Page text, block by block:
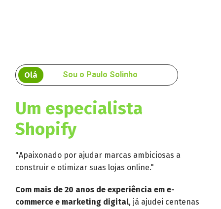
Olá Sou o Paulo Solinho
Um especialista
Shopify
"Apaixonado por ajudar marcas ambiciosas a
construir e otimizar suas lojas online."
Com mais de 20 anos de experiência em e-
commerce e marketing digital, já ajudei centenas